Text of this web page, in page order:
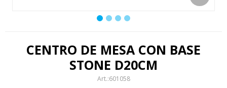
CENTRO DE MESA CON BASE
STONE D20CM
601058